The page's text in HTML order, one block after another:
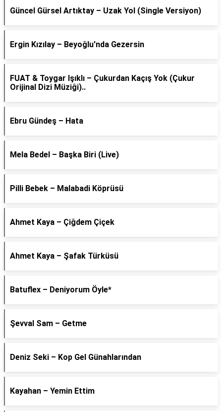
Güncel Gürsel Artıktay – Uzak Yol (Single Versiyon)
Ergin Kızılay – Beyoğlu'nda Gezersin
FUAT & Toygar Işıklı – Çukurdan Kaçış Yok (Çukur
Orijinal Dizi Müziği)..
Ebru Gündeş – Hata
Mela Bedel – Başka Biri (Live)
Pilli Bebek – Malabadi Köprüsü
Ahmet Kaya – Çiğdem Çiçek
Ahmet Kaya – Şafak Türküsü
Batuflex – Deniyorum Öyle*
Şevval Sam – Getme
Deniz Seki – Kop Gel Günahlarından
Kayahan – Yemin Ettim